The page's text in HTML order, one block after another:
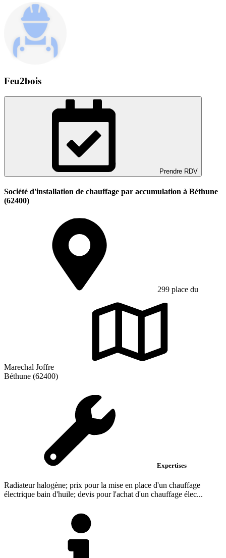
Feu2bois
Prendre RDV
Société d'installation de chauffage par accumulation à Béthune
(62400)
299 place du
Marechal Joffre
Béthune (62400)
Expertises
Radiateur halogène; prix pour la mise en place d'un chauffage
électrique bain d'huile; devis pour l'achat d'un chauffage élec...